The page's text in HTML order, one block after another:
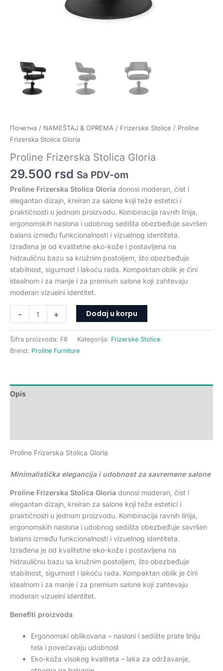
Почетна / NAMEŠTAJ & OPREMA / Frizerske Stolice / Proline
Frizerska Stolica Gloria
Proline Frizerska Stolica Gloria
29.500 rsd Sa PDV-om
Proline Frizerska Stolica Gloria donosi moderan, čist i
elegantan dizajn, kreiran za salone koji teže estetici i
praktičnosti u jednom proizvodu. Kombinacija ravnih linija,
ergonomskih naslona i udobnog sedišta obezbeđuje savršen
balans između funkcionalnosti i vizuelnog identiteta.
Izrađena je od kvalitetne eko-kože i postavljena na
hidrauličnu bazu sa kružnim postoljem, što obezbeđuje
stabilnost, sigurnost i lakoću rada. Kompaktan oblik je čini
idealnom i za manje i za premium salone koji zahtevaju
moderan vizuelni identitet.
- + Dodaj u korpu
Šifra proizvoda: F8 Kategorija: Frizerske Stolice
Brend: Proline Furniture
Opis
Proline Frizerska Stolica Gloria
Minimalistička elegancija i udobnost za savremene salone
Proline Frizerska Stolica Gloria donosi moderan, čist i
elegantan dizajn, kreiran za salone koji teže estetici i
praktičnosti u jednom proizvodu. Kombinacija ravnih linija,
ergonomskih naslona i udobnog sedišta obezbeđuje savršen
balans između funkcionalnosti i vizuelnog identiteta.
Izrađena je od kvalitetne eko-kože i postavljena na
hidrauličnu bazu sa kružnim postoljem, što obezbeđuje
stabilnost, sigurnost i lakoću rada. Kompaktan oblik je čini
idealnom i za manje i za premium salone koji zahtevaju
moderan vizuelni identitet.
Benefiti proizvoda
Ergonomski oblikovana – nasloni i sedište prate liniju
tela i povećavaju udobnost
Eko-koža visokog kvaliteta – laka za održavanje,